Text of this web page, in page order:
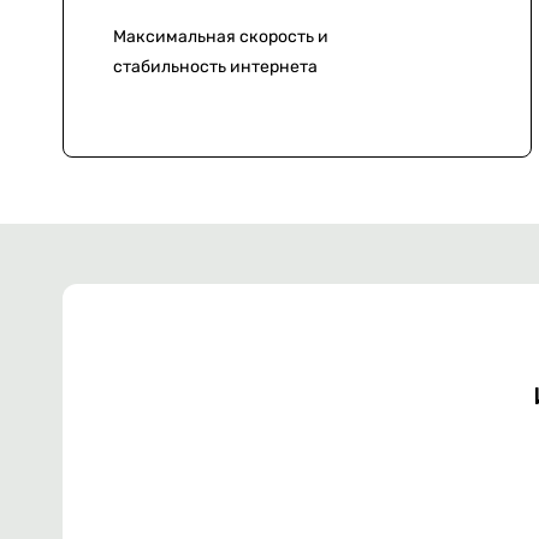
Максимальная скорость и
стабильность интернета